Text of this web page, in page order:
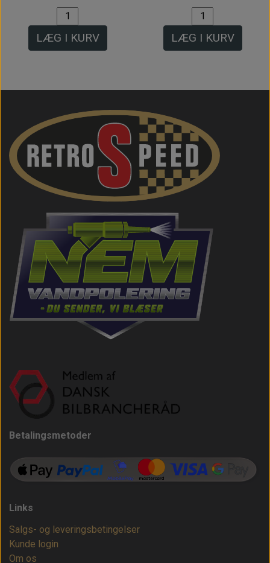
LÆG I KURV LÆG I KURV
Betalingsmetoder
Links
Salgs- og leveringsbetingelser
Kunde login
Om os